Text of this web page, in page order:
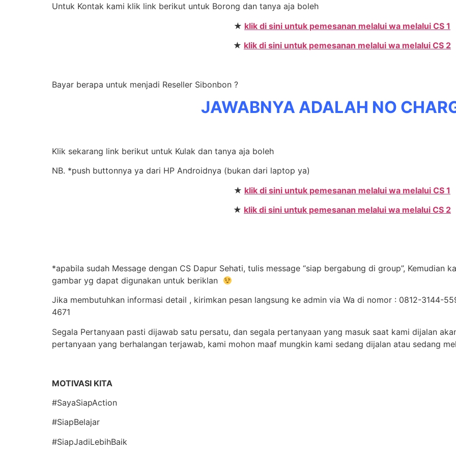
Untuk Kontak kami klik link berikut untuk Borong dan tanya aja boleh
★ klik di sini untuk pemesanan melalui wa melalui CS 1
★ klik di sini untuk pemesanan melalui wa melalui CS 2
Bayar berapa untuk menjadi Reseller Sibonbon ?
JAWABNYA ADALAH NO
Klik sekarang link berikut untuk Kulak dan tanya aja boleh
NB. *push buttonnya ya dari HP Androidnya (bukan dari laptop ya)
★ klik di sini untuk pemesanan melalui wa melalui CS 1
★ klik di sini untuk pemesanan melalui wa melalui CS 2
*apabila sudah Message dengan CS Dapur Sehati, tulis message “siap bergabung di group”, Kemudian
gambar yg dapat digunakan untuk beriklan
Jika membutuhkan informasi detail , kirimkan pesan langsung ke admin via Wa di nomor : 0812-3144-
4671
Segala Pertanyaan pasti dijawab satu persatu, dan segala pertanyaan yang masuk saat kami dijalan
pertanyaan yang berhalangan terjawab, kami mohon maaf mungkin kami sedang dijalan atau sedang
MOTIVASI KITA
#SayaSiapAction
#SiapBelajar
#SiapJadiLebihBaik